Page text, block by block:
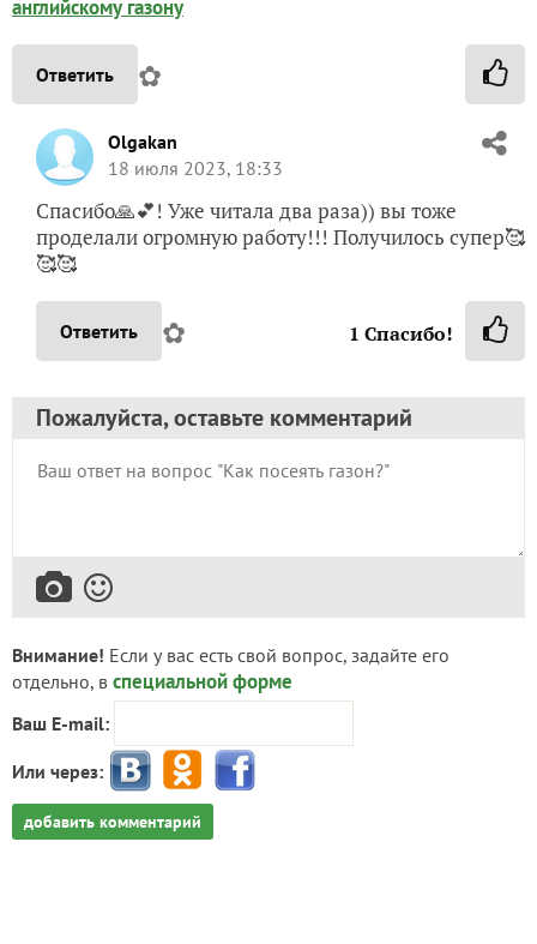
английскому газону
Ответить ✿
Olgakan
18 июля 2023, 18:33
Спасибо🙏💕! Уже читала два раза)) вы тоже
проделали огромную работу!!! Получилось супер🥰
🥰🥰
Ответить ✿ 1 Спасибо!
Пожалуйста, оставьте комментарий
Внимание! Если у вас есть свой вопрос, задайте его
отдельно, в специальной форме
Ваш E-mail:
Или через:
добавить комментарий